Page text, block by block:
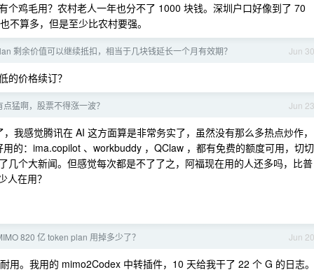
个鸡毛用？农村老人一年也分不了 1000 块钱。深圳户口好像到了 70
算多，但是至少比农村要强。
Jun 30
剩余价值可以继续抵扣，相当于几块钱延长一个月有效期？
的价格续订？
Jun 23
猛啊，股票不得涨一波？
我感觉腾讯在 AI 这方面算是非常务实了，虽然没有那么多热点炒作，
的：ima.copilot 、workbuddy ，QClaw ，都有免费的额度可用，切切
几个大新闻。但感觉每次都是不了了之，阿福现在用的人还多吗，比普
人在用？
Jun 20
820 亿 token plan 用掉多少了？
用。我用的 mimo2Codex 中转插件，10 天给我干了 22 个 G 的日志。